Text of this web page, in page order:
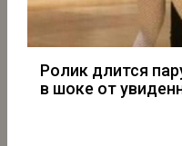
Ролик длится
в шоке от